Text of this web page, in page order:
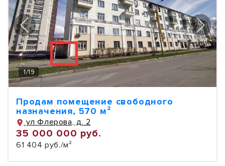
1/19
Продам помещение свободного
назначения, 570 м²
ул Флерова, д. 2
35 000 000 руб.
61 404 руб./м²